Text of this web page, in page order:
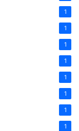
1
1
1
1
1
1
1
1